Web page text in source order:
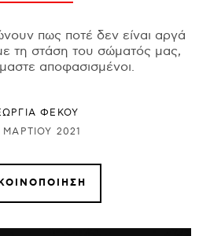
πως ποτέ δεν είναι αργά
τη στάση του σώματός μας,
αποφασισμένοι.
ΦΕΚΟΥ
ΜΑΡΤΊΟΥ 2021